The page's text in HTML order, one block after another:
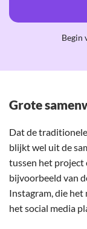
Begin
Grote
Dat de
blijkt wel uit de
tussen het project
bijvoorbeeld van
Instagram, die het
het social media